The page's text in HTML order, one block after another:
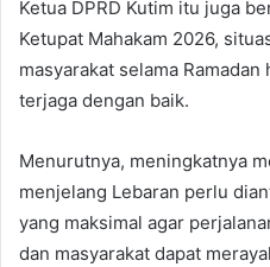
Ketua DPRD Kutim itu juga
Ketupat Mahakam 2026,
masyarakat selama
terjaga dengan baik.
Menurutnya, meningkatnya
menjelang Lebaran perlu
yang maksimal agar
dan masyarakat dapat